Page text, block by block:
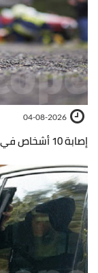
04-08-2026
إصابة 10 أشخاص في انقلاب حافلة بسوسة